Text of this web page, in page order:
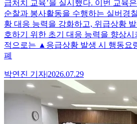
급처치 교육’을 실시했다. 이번 교육
순찰과 봉사활동을 수행하는 실버경
황 대응 능력을 강화하고, 위급상황
호하기 위한 초기 대응 능력을 향상
적으로는 ▲응급상황 발생 시 행동
폐
박연진 기자|2026.07.29